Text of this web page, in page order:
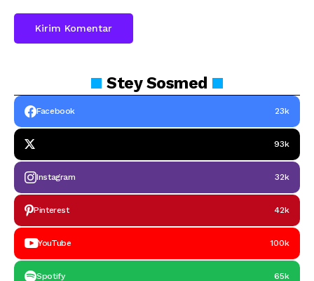
SteySosmed
Facebook 23k
93k
Instagram 32k
Pinterest 42k
YouTube 100k
Spotify 65k